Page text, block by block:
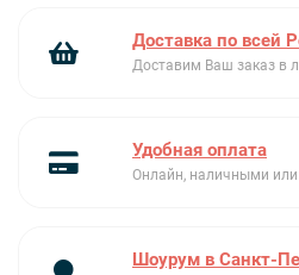
Доставка по всей
Доставим Ваш заказ в
Удобная оплата
Онлайн, наличными или
Шоурум в Санкт-